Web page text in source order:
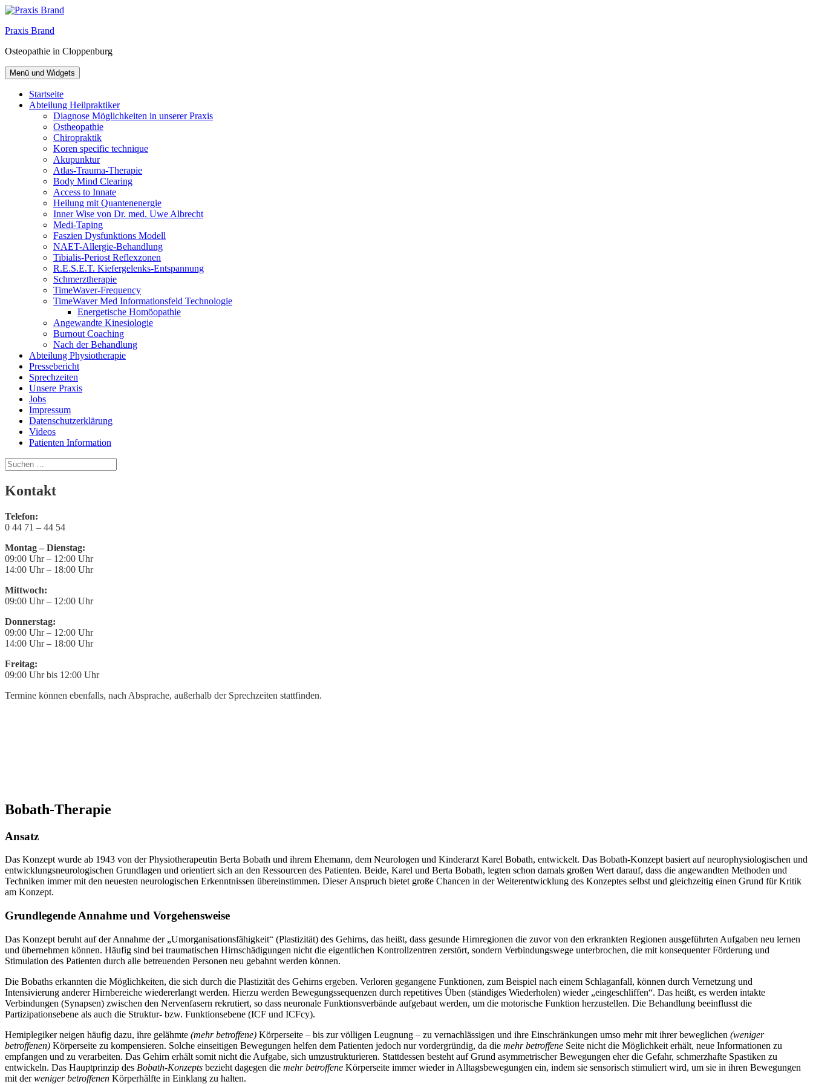
Zum
springen
Praxis Brand
Osteopathie in Cloppenburg
Menü und Widgets
Startseite
Abteilung Heilpraktiker
Diagnose Möglichkeiten in unserer Praxis
Ostheopathie
Chiropraktik
Koren specific technique
Akupunktur
Atlas-Trauma-Therapie
Body Mind Clearing
Access to Innate
Heilung mit Quantenenergie
Inner Wise von Dr. med. Uwe Albrecht
Medi-Taping
Faszien Dysfunktions Modell
NAET-Allergie-Behandlung
Tibialis-Periost Reflexzonen
R.E.S.E.T. Kiefergelenks-Entspannung
Schmerztherapie
TimeWaver-Frequency
TimeWaver Med Informationsfeld Technologie
Energetische Homöopathie
Angewandte Kinesiologie
Burnout Coaching
Nach der Behandlung
Abteilung Physiotherapie
Pressebericht
Sprechzeiten
Unsere Praxis
Jobs
Impressum
Datenschutzerklärung
Videos
Patienten Information
Suchen
nach:
Kontakt
Telefon:
0 44 71 – 44 54
Montag – Dienstag:
09:00 Uhr – 12:00 Uhr
14:00 Uhr – 18:00 Uhr
Mittwoch:
09:00 Uhr – 12:00 Uhr
Donnerstag:
09:00 Uhr – 12:00 Uhr
14:00 Uhr – 18:00 Uhr
Freitag:
09:00 Uhr bis 12:00 Uhr
Termine können ebenfalls, nach Absprache, außerhalb der Sprechzeiten stattfinden.
Bobath-Therapie
Ansatz
Das Konzept wurde ab 1943 von der Physiotherapeutin Berta Bobath und ihrem Ehemann, dem Neurologen und Kinderarzt Karel Bobath, entwickelt. Das Bobath-Konzept basiert auf neurophysiologischen und
entwicklungsneurologischen Grundlagen und orientiert sich an den Ressourcen des Patienten. Beide, Karel und Berta Bobath, legten schon damals großen Wert darauf, dass die angewandten Methoden und
Techniken immer mit den neuesten neurologischen Erkenntnissen übereinstimmen. Dieser Anspruch bietet große Chancen in der Weiterentwicklung des Konzeptes selbst und gleichzeitig einen Grund für Kritik
am Konzept.
Grundlegende Annahme und Vorgehensweise
Das Konzept beruht auf der Annahme der „Umorganisationsfähigkeit“ (Plastizität) des Gehirns, das heißt, dass gesunde Hirnregionen die zuvor von den erkrankten Regionen ausgeführten Aufgaben neu lernen
und übernehmen können. Häufig sind bei traumatischen Hirnschädigungen nicht die eigentlichen Kontrollzentren zerstört, sondern Verbindungswege unterbrochen, die mit konsequenter Förderung und
Stimulation des Patienten durch alle betreuenden Personen neu gebahnt werden können.
Die Bobaths erkannten die Möglichkeiten, die sich durch die Plastizität des Gehirns ergeben. Verloren gegangene Funktionen, zum Beispiel nach einem Schlaganfall, können durch Vernetzung und
Intensivierung anderer Hirnbereiche wiedererlangt werden. Hierzu werden Bewegungssequenzen durch repetitives Üben (ständiges Wiederholen) wieder „eingeschliffen“. Das heißt, es werden intakte
Verbindungen (Synapsen) zwischen den Nervenfasern rekrutiert, so dass neuronale Funktionsverbände aufgebaut werden, um die motorische Funktion herzustellen. Die Behandlung beeinflusst die
Partizipationsebene als auch die Struktur- bzw. Funktionsebene (ICF und ICFcy).
Hemiplegiker neigen häufig dazu, ihre gelähmte (mehr betroffene) Körperseite – bis zur völligen Leugnung – zu vernachlässigen und ihre Einschränkungen umso mehr mit ihrer beweglichen (weniger
betroffenen) Körperseite zu kompensieren. Solche einseitigen Bewegungen helfen dem Patienten jedoch nur vordergründig, da die mehr betroffene Seite nicht die Möglichkeit erhält, neue Informationen zu
empfangen und zu verarbeiten. Das Gehirn erhält somit nicht die Aufgabe, sich umzustrukturieren. Stattdessen besteht auf Grund asymmetrischer Bewegungen eher die Gefahr, schmerzhafte Spastiken zu
entwickeln. Das Hauptprinzip des Bobath-Konzepts bezieht dagegen die mehr betroffene Körperseite immer wieder in Alltagsbewegungen ein, indem sie sensorisch stimuliert wird, um sie in ihren Bewegungen
mit derweniger betroffenen Körperhälfte in Einklang zu halten.